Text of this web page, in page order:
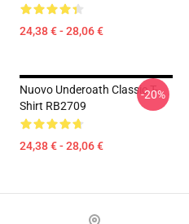
24,38 € - 28,06 €
Nuovo Underoath Classic T-
Shirt RB2709
24,38 € - 28,06 €
-20%